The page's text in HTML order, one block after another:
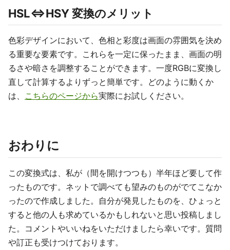
HSL⇔HSY 変換のメリット
色彩デザインにおいて、色相と彩度は画面の雰囲気を決め
る重要な要素です。これらを一定に保ったまま、画面の明
るさや暗さを調整することができます。一度RGBに変換し
直して計算するよりずっと簡単です。どのように動くか
は、 こちらのページから実際にお試しください。
おわりに
この変換式は、私が（間を開けつつも）半年ほど要して作
ったものです。ネットで調べても望みのものがでてこなか
ったので作成しました。自分が発見したものを、ひょっと
すると他の人も求めているかもしれないと思い投稿しまし
た。コメントやいいねをいただけましたら幸いです。質問
や訂正も受けつけております。